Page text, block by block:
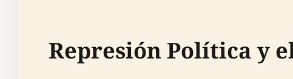
Represión Política y